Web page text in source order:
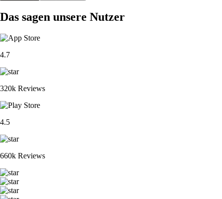
Das sagen unsere Nutzer
4.7
320k Reviews
4.5
660k Reviews